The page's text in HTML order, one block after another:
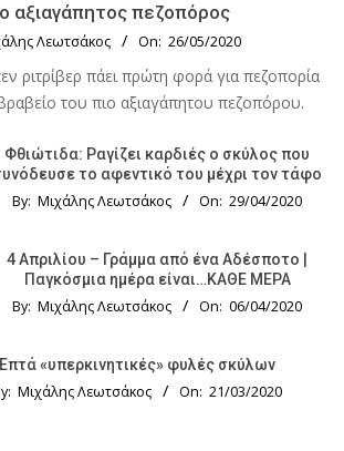
αξιαγάπητος πεζοπόρος
Λεωτσάκος On: 26/05/2020
ριτρίβερ πάει πρώτη φορά για πεζοπορία
βραβείο του πιο αξιαγάπητου πεζοπόρου.
Φθιώτιδα: Ραγίζει καρδιές ο σκύλος που
το αφεντικό του μέχρι τον τάφο
By: Μιχάλης Λεωτσάκος On: 29/04/2020
4 Απριλίου – Γράμμα από ένα Αδέσποτο |
Παγκόσμια ημέρα είναι…ΚΑΘΕ ΜΕΡΑ
By: Μιχάλης Λεωτσάκος On: 06/04/2020
Επτά «υπερκινητικές» φυλές σκύλων
Μιχάλης Λεωτσάκος On: 21/03/2020